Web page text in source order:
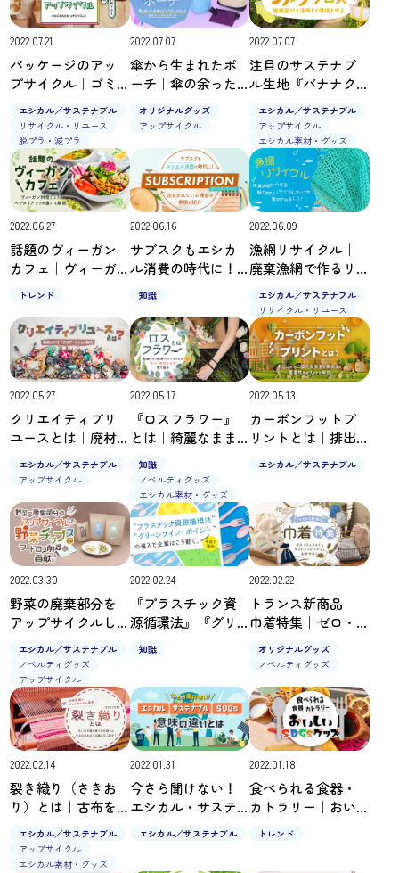
2022.07.21
パッケージのアッ
プサイクル｜ゴミ
にしない、二次利
用できるおもしろ
アイデア事例
エシカル／サステナブル
リサイクル・リユース
脱プラ・減プラ
2022.07.07
傘から生まれたポ
ーチ｜傘の余った
生地をアップサイ
クルしたサステナ
オリジナルグッズ
アップサイクル
2022.07.07
注目のサステナブ
ル生地『バナナク
ロス』｜廃棄部分
を活用して環境を
守る
エシカル／サステナブル
アップサイクル
エシカル素材・グッズ
2022.06.27
話題のヴィーガン
カフェ｜ヴィーガ
も解説
トレンド
2022.06.16
サブスクもエシカ
ル消費の時代に！
注目されている理
由や事例も紹介
知識
2022.06.09
漁網リサイクル｜
廃棄漁網で作るリ
サイクルグッズを
集めてみました！
エシカル／サステナブル
リサイクル・リユース
2022.05.27
クリエイティブリ
ユースとは｜廃材
がリサイクルアー
ト作品になる魅力
エシカル／サステナブル
アップサイクル
2022.05.17
『ロスフラワー』
とは｜綺麗なまま
廃棄されてしまう
花を“もう一度咲か
せる”取り組み
知識
ノベルティグッズ
エシカル素材・グッズ
2022.05.13
カーボンフットプ
リントとは｜排出
される二酸化炭素
量を表示する重要
説
エシカル／サステナブル
2022.03.30
野菜の廃棄部分を
アップサイクルし
た野菜チップスで
フードロス削減に
貢献！
エシカル／サステナブル
ノベルティグッズ
アップサイクル
2022.02.24
『プラスチック資
源循環法』『グリ
ーンライフ・ポイ
ント』の導入で企
取り事例ピックア
ップ
知識
2022.02.22
トランス新商品
巾着特集｜ゼロ・
ウェイストなギフ
トラッピングにも
オリジナルグッズ
ノベルティグッズ
2022.02.14
裂き織り（さきお
り）とは｜古布を
裂き新たな生地へ
と生まれ変わるそ
の魅力をご紹介！
エシカル／サステナブル
アップサイクル
エシカル素材・グッズ
2022.01.31
今さら聞けない！
エシカル・サステ
ナブル・SDGs意味
の違いとは
エシカル／サステナブル
2022.01.18
食べられる食器・
カトラリー｜おい
トレンド